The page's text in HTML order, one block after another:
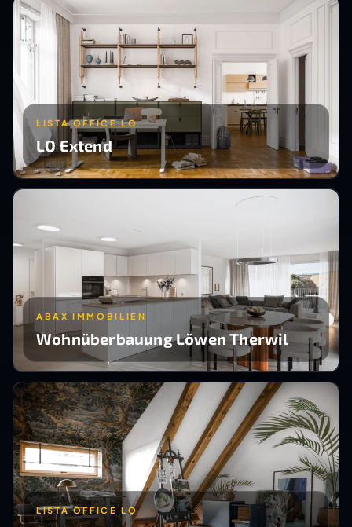
LISTA OFFICE LO
LO Extend
ABAX IMMOBILIEN
Wohnüberbauung Löwen Therwil
LISTA OFFICE LO